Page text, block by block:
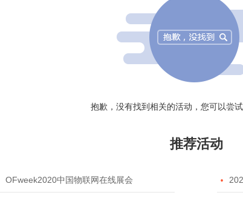
抱歉，没有找到相关的活动，您可以尝
推荐活动
OFweek2020中国物联网在线展会 